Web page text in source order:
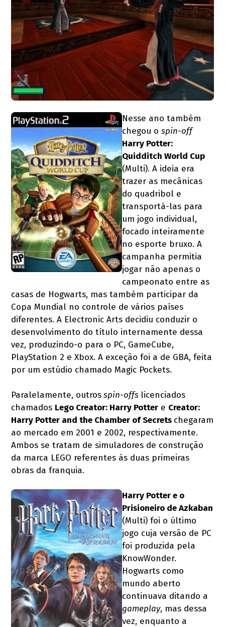
Nesse ano também
chegou ospin-off
Harry Potter:
Quidditch World Cup
(Multi). A ideia era
trazer as mecânicas
do quadribol e
transportá-las para
um jogo individual,
focado inteiramente
no esporte bruxo. A
campanha permitia
jogar não apenas o
campeonato entre as
casas de Hogwarts, mas também participar da
Copa Mundial no controle de vários países
diferentes. A Electronic Arts decidiu conduzir o
desenvolvimento do título internamente dessa
vez, produzindo-o para o PC, GameCube,
PlayStation 2 e Xbox. A exceção foi a de GBA, feita
por um estúdio chamado Magic Pockets.
Paralelamente, outrosspin-offs licenciados
chamados Lego Creator: Harry Potter e Creator:
Harry Potter and the Chamber of Secrets chegaram
ao mercado em 2001 e 2002, respectivamente.
Ambos se tratam de simuladores de construção
da marca LEGO referentes às duas primeiras
obras da franquia.
Harry Potter e o
Prisioneiro de Azkaban
(Multi) foi o último
jogo cuja versão de PC
foi produzida pela
KnowWonder.
Hogwarts como
mundo aberto
continuava ditando a
gameplay, mas dessa
vez, enquanto a